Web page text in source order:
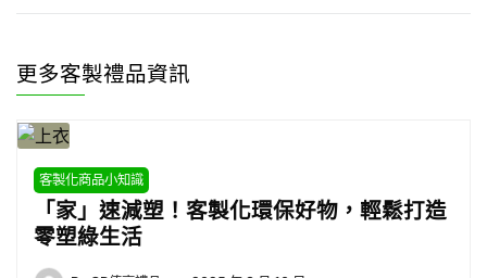
更多客製禮品資訊
客製化商品小知識
「家」速減塑！客製化環保好物，輕鬆打造
零塑綠生活